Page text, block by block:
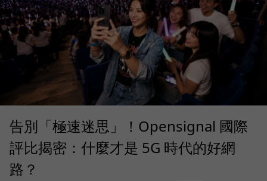
告別「極速迷思」！Opensignal 國際
評比揭密：什麼才是 5G 時代的好網
路？